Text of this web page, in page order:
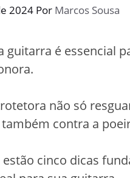
2024 Por Marcos Sousa
guitarra é essencial
não só
contra a
estão cinco dicas